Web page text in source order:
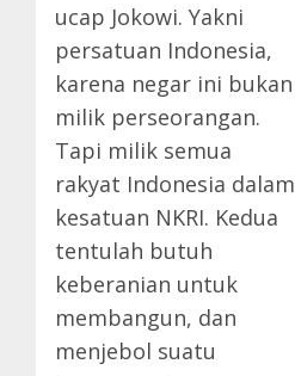
ucap Jokowi. Yakni
persatuan Indonesia,
karena negar ini bukan
milik perseorangan.
Tapi milik semua
rakyat Indonesia dalam
kesatuan NKRI. Kedua
tentulah butuh
keberanian untuk
membangun, dan
menjebol suatu